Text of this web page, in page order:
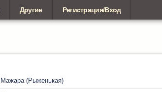
Другие Регистрация/Вход
Мажара (Рыженькая)